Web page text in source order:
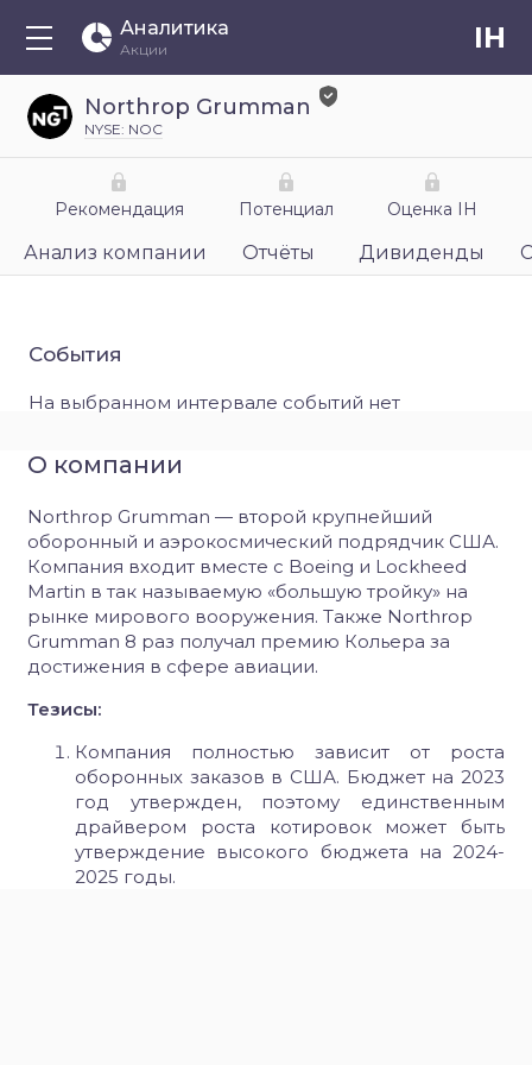
Аналитика
Акции IH
Northrop Grumman
NYSE: NOC
Рекомендация Потенциал Оценка IH
Анализ компании Отчёты Дивиденды
События
На выбранном интервале событий нет
О компании
Northrop Grumman — второй крупнейший
оборонный и аэрокосмический подрядчик США.
Компания входит вместе с Boeing и Lockheed
Martin в так называемую «большую тройку» на
рынке мирового вооружения. Также Northrop
Grumman 8 раз получал премию Кольера за
достижения в сфере авиации.
Тезисы:
Компания полностью зависит от роста
оборонных заказов в США. Бюджет на 2023
год утвержден, поэтому единственным
драйвером роста котировок может быть
утверждение высокого бюджета на 2024-
2025 годы.